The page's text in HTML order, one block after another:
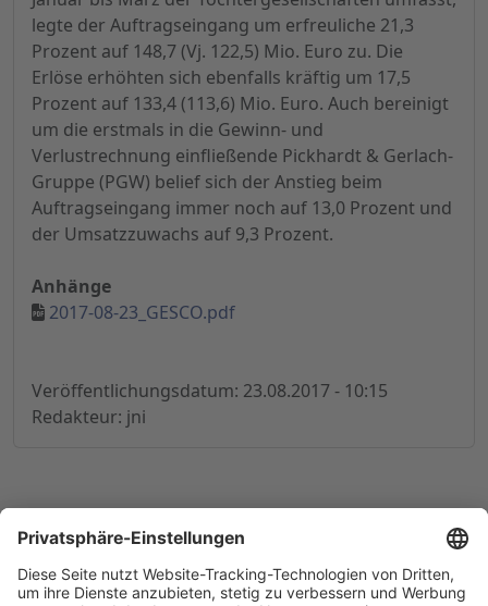
legte der Auftragseingang um erfreuliche 21,3
Prozent auf 148,7 (Vj. 122,5) Mio. Euro zu. Die
Erlöse erhöhten sich ebenfalls kräftig um 17,5
Prozent auf 133,4 (113,6) Mio. Euro. Auch bereinigt
um die erstmals in die Gewinn- und
Verlustrechnung einfließende Pickhardt & Gerlach-
Gruppe (PGW) belief sich der Anstieg beim
Auftragseingang immer noch auf 13,0 Prozent und
der Umsatzzuwachs auf 9,3 Prozent.
Anhänge
2017-08-23_GESCO.pdf
Veröffentlichungsdatum: 23.08.2017 - 10:15
Redakteur: jni
© 1998-2026by GSC Research GmbH
Datenschutz